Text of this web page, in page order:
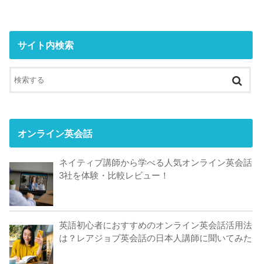
サイト内検索
オンライン英会話
ネイティブ講師から学べる人気オンライン英会話
3社を体験・比較レビュー！
英語初心者におすすめのオンライン英会話活用法
は？レアジョブ英会話の日本人講師に聞いてみた